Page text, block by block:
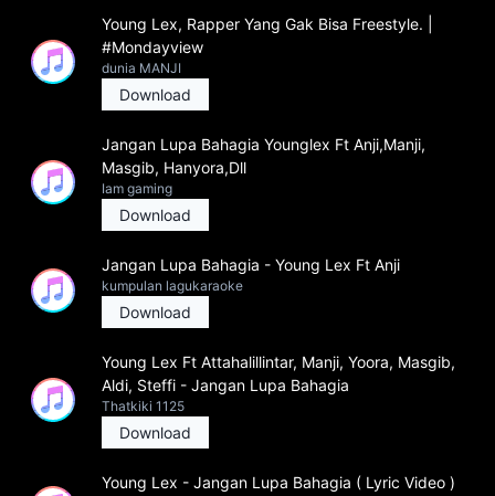
Young Lex, Rapper Yang Gak Bisa Freestyle. |
#Mondayview
dunia MANJI
Download
Jangan Lupa Bahagia Younglex Ft Anji,Manji,
Masgib, Hanyora,Dll
Iam gaming
Download
Jangan Lupa Bahagia - Young Lex Ft Anji
kumpulan lagukaraoke
Download
Young Lex Ft Attahalillintar, Manji, Yoora, Masgib,
Aldi, Steffi - Jangan Lupa Bahagia
Thatkiki 1125
Download
Young Lex - Jangan Lupa Bahagia ( Lyric Video )